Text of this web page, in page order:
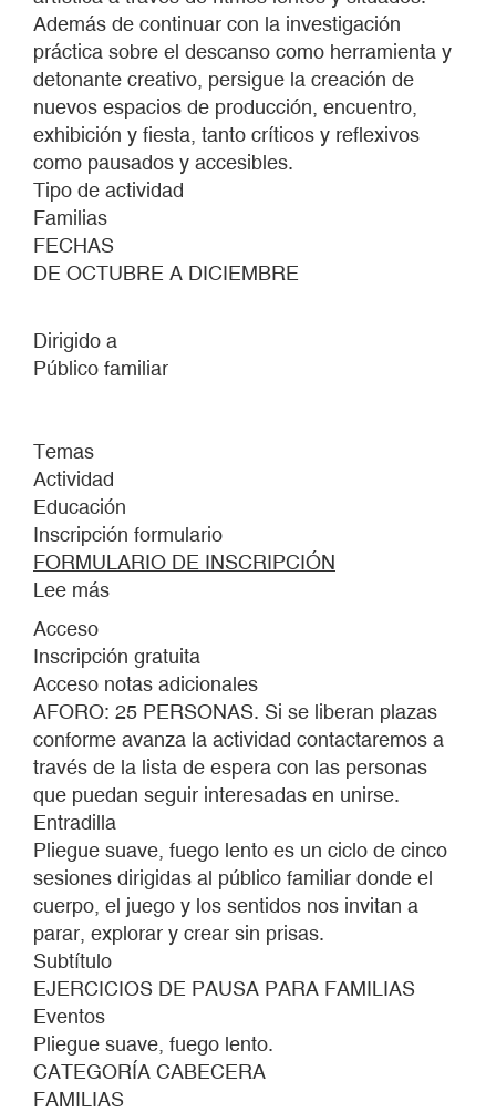
Además de continuar con la investigación
práctica sobre el descanso como herramienta y
detonante creativo, persigue la creación de
nuevos espacios de producción, encuentro,
exhibición y fiesta, tanto críticos y reflexivos
como pausados y accesibles.
Tipo de actividad
Familias
FECHAS
DE OCTUBRE A DICIEMBRE
Dirigido a
Público familiar
Temas
Actividad
Educación
Inscripción formulario
FORMULARIO DE INSCRIPCIÓN
Lee más
SUAVE,
FUEGO
LENTO.
Acceso
Inscripción gratuita
Acceso notas adicionales
AFORO: 25 PERSONAS. Si se liberan plazas
conforme avanza la actividad contactaremos a
través de la lista de espera con las personas
que puedan seguir interesadas en unirse.
Entradilla
Pliegue suave, fuego lento es un ciclo de cinco
sesiones dirigidas al público familiar donde el
cuerpo, el juego y los sentidos nos invitan a
parar, explorar y crear sin prisas.
Subtítulo
EJERCICIOS DE PAUSA PARA FAMILIAS
Eventos
Pliegue suave, fuego lento.
CATEGORÍA CABECERA
FAMILIAS